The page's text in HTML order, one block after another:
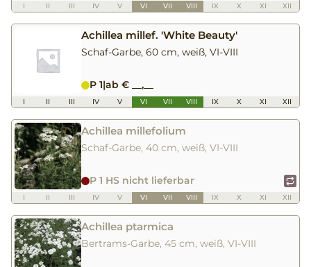
I II III IV V VI VII VIII IX X XI XII
Achillea millef. 'White Beauty'
Schaf-Garbe, 60 cm, weiß, VI-VIII
P 1|ab € __,__
I II III IV V VI VII VIII IX X XI XII
Achillea millefolium
Schaf-Garbe, 40 cm, weiß, VI-VIII
P 1 HS nicht lieferbar
I II III IV V VI VII VIII IX X XI XII
Achillea ptarmica
Bertrams-Garbe, 45 cm, weiß, VI-VIII